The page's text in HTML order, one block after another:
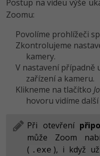
Postup na videu výše
Zoomu:
Povolíme prohlížeči
Zkontrolujeme
kamery.
V nastavení případně
zařízení a kameru.
Klikneme na tlačítko
hovoru vidíme
Při otevření
může Zoom
( .exe ), i když